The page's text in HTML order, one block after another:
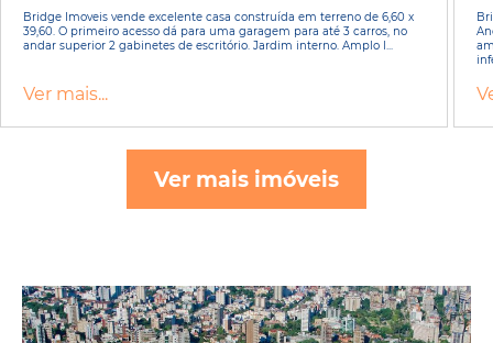
Bridge Imoveis vende excelente casa construída em terreno de 6,60 x
39,60. O primeiro acesso dá para uma garagem para até 3 carros, no
andar superior 2 gabinetes de escritório. Jardim interno. Amplo l...
Ver mais...
Ver mais imóveis